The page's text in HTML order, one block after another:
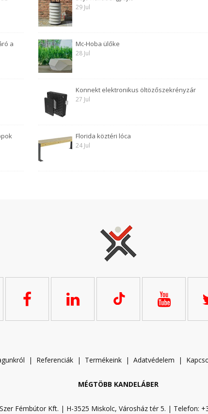
a
29 Jul
Mc-Hoba ülőke
28 Jul
Konnekt elektronikus öltözőszekrényzár
27 Jul
Florida köztéri lóca
24 Jul
| Referenciák | Termékeink | Adatvédelem |
MÉGTÖBB KANDELÁBER
Fémbútor Kft. | H-3525 Miskolc, Városház tér 5. | Telefon: